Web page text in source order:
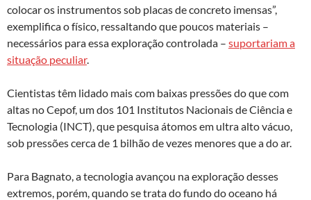
colocar os instrumentos sob placas de concreto imensas”,
exemplifica o físico, ressaltando que poucos materiais –
necessários para essa exploração controlada – suportariam a
situação peculiar.
Cientistas têm lidado mais com baixas pressões do que com
altas no Cepof, um dos 101 Institutos Nacionais de Ciência e
Tecnologia (INCT), que pesquisa átomos em ultra alto vácuo,
sob pressões cerca de 1 bilhão de vezes menores que a do ar.
Para Bagnato, a tecnologia avançou na exploração desses
extremos, porém, quando se trata do fundo do oceano há